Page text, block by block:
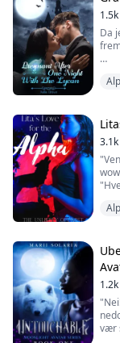
deg
1.5k
Da
og
Jeg
Jeg
3.1k
1.2k
vær